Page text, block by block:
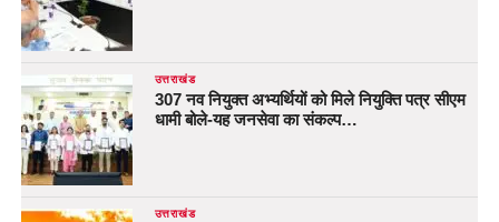
उत्तराखंड
307 नव नियुक्त अभ्यर्थियों को मिले नियुक्ति पत्र सीएम
धामी बोले-यह जनसेवा का संकल्प…
उत्तराखंड